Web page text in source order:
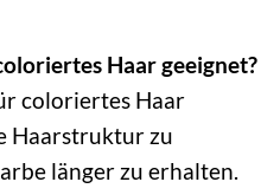
Haar geeignet?
coloriertes Haar
Haarstruktur zu
länger zu erhalten.